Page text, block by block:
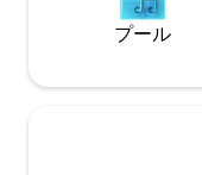
プール